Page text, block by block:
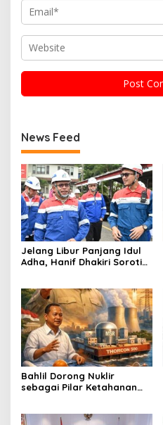
News Feed
Jelang Libur Panjang Idul
Adha, Hanif Dhakiri Soroti
Bahlil Dorong Nuklir
sebagai Pilar Ketahanan